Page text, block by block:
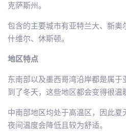
克萨斯州。
包含的主要城市有亚特兰大、新奥
什维尔、休斯顿。
地区特点
东南部以及墨西哥湾沿岸都是属
到了冬天，这些地区都会变得很温
中南部地区均处于高温区，因此
夜间温度会降低且较为舒适。